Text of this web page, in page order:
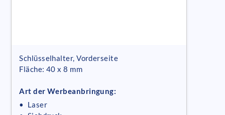
Schlüsselhalter, Vorderseite
Fläche: 40 x 8 mm
Art der Werbeanbringung:
• Laser